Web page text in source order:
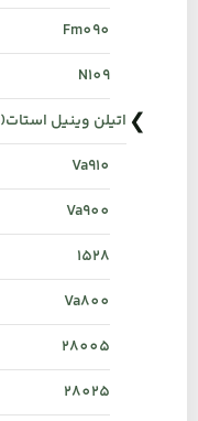
Fm090
N109
اتیلن وینیل استات(eva)
Va910
Va900
1528
Va800
28005
28025